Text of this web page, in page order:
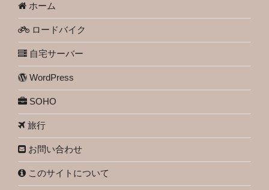
ホーム
ロードバイク
自宅サーバー
WordPress
SOHO
旅行
お問い合わせ
このサイトについて